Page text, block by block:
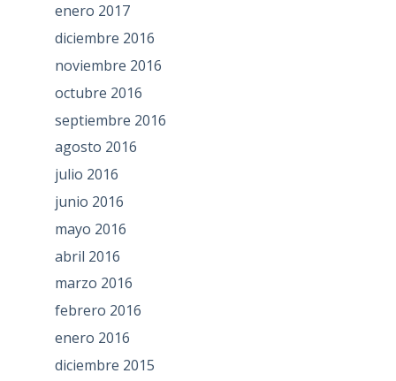
enero 2017
diciembre 2016
noviembre 2016
octubre 2016
septiembre 2016
agosto 2016
julio 2016
junio 2016
mayo 2016
abril 2016
marzo 2016
febrero 2016
enero 2016
diciembre 2015